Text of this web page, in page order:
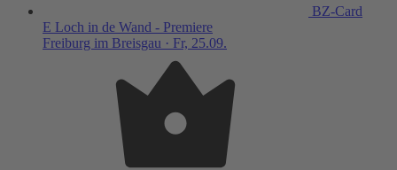
BZ-Card
E Loch in de Wand - Premiere
Freiburg im Breisgau · Fr, 25.09.